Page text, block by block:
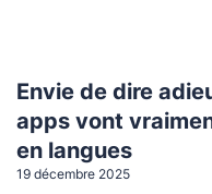
Envie de dire
apps vont
en langues
19 décembre 2025